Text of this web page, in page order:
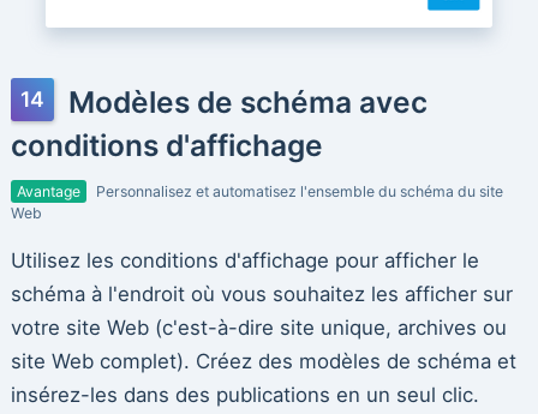
Modèles de schéma avec
conditions d'affichage
Avantage
Personnalisez et automatisez l'ensemble du schéma du site
Web
Utilisez les conditions d'affichage pour afficher le
schéma à l'endroit où vous souhaitez les afficher sur
votre site Web (c'est-à-dire site unique, archives ou
site Web complet). Créez des modèles de schéma et
insérez-les dans des publications en un seul clic.